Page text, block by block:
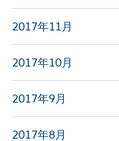
2017年11月
2017年10月
2017年9月
2017年8月